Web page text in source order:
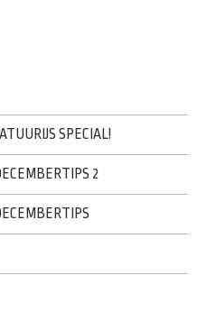
SPECIAL!
2